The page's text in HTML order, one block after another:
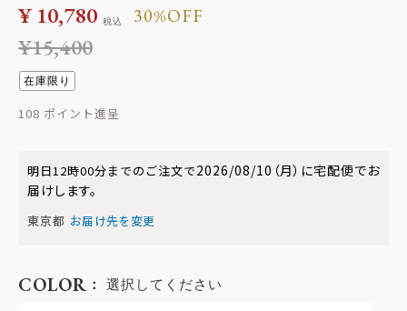
¥15,400
30%OFF
¥ 10,780 税込
在庫限り
108
明日12時00分までのご注文で2026/08/10（月） に宅配便でお
届けします。
東京都 お届け先を変更
COLOR 選択してください